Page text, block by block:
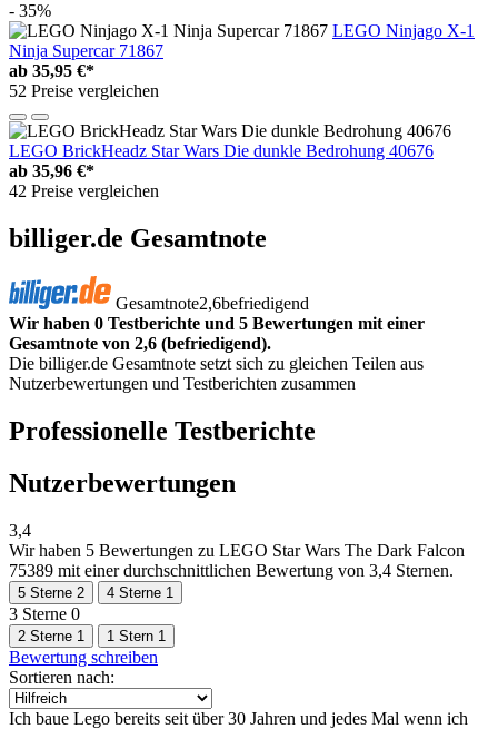
- 35%
LEGO Ninjago X-1
Ninja Supercar 71867
ab 35,95 €*
52 Preise vergleichen
LEGO BrickHeadz Star Wars Die dunkle Bedrohung 40676
ab 35,96 €*
42 Preise vergleichen
billiger.de Gesamtnote
Gesamtnote2,6befriedigend
Wir haben 0 Testberichte und 5 Bewertungen mit einer
Gesamtnote von 2,6 (befriedigend).
Die billiger.de Gesamtnote setzt sich zu gleichen Teilen aus
Nutzerbewertungen und Testberichten zusammen
Professionelle Testberichte
Nutzerbewertungen
3,4
Wir haben 5 Bewertungen zu LEGO Star Wars The Dark Falcon
75389 mit einer durchschnittlichen Bewertung von 3,4 Sternen.
5 Sterne 2 4 Sterne 1
3 Sterne 0
2 Sterne 1 1 Stern 1
Bewertung schreiben
Sortieren nach:
Ich baue Lego bereits seit über 30 Jahren und jedes Mal wenn ich